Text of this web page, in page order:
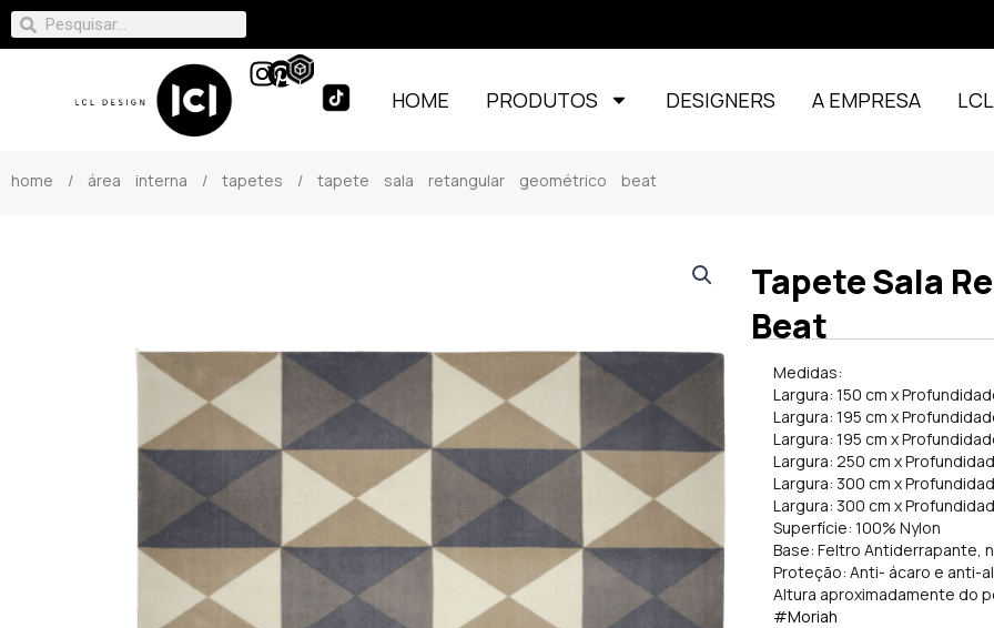
HOME PRODUTOS DESIGNERS A EMPRESA
home / área interna / tapetes / tapete sala retangular geométrico beat
Tapete Sala
Beat
Medidas:
Largura: 150 cm x
Largura: 195 cm x
Largura: 195 cm x
Largura: 250 cm x
Largura: 300 cm x
Largura: 300 cm x
Superfície: 100% Nylon
Base: Feltro Antiderrapante,
Proteção: Anti- ácaro e anti-
Altura aproximadamente do
#Moriah